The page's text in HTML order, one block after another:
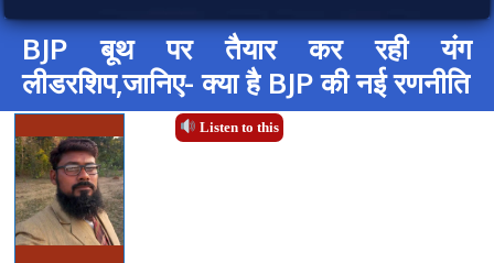
BJP बूथ पर तैयार कर रही यंग
लीडरशिप,जानिए- क्या है BJP की नई रणनीति
Listen to this